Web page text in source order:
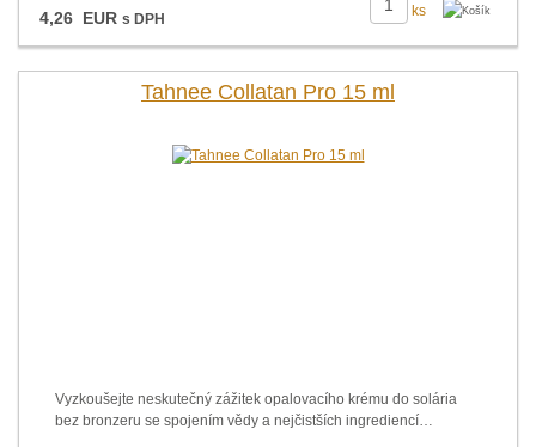
ks
4,26 EUR s DPH
Tahnee Collatan Pro 15 ml
Vyzkoušejte neskutečný zážitek opalovacího krému do solária
bez bronzeru se spojením vědy a nejčistších ingrediencí…